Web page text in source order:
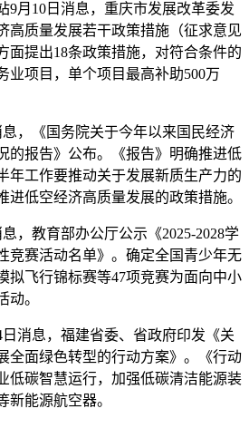
9月10日消息，重庆市发展改革委发
高质量发展若干政策措施（征求意见
面提出18条政策措施，对符合条件的
业项目，单个项目最高补助500万
，《国务院关于今年以来国民经济
的报告》公布。《报告》明确推进低
年工作要推动关于发展新质生产力的
进低空经济高质量发展的政策措施。
，教育部办公厅公示《2025-2028学
竞赛活动名单》。确定全国青少年无
拟飞行锦标赛等47项竞赛为面向中小
动。
消息，福建省委、省政府印发《关
全面绿色转型的行动方案》。《行动
低碳智慧运行，加强低碳清洁能源装
新能源航空器。